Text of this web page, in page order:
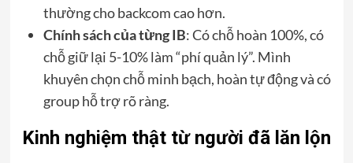
thường cho backcom cao hơn.
Chính sách của từng IB: Có chỗ hoàn 100%, có
chỗ giữ lại 5-10% làm “phí quản lý”. Mình
khuyên chọn chỗ minh bạch, hoàn tự động và có
group hỗ trợ rõ ràng.
Kinh nghiệm thật từ người đã lăn lộn